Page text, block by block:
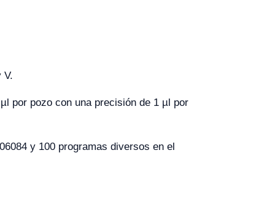
V.
por pozo con una precisión de 1 µl por
y 100 programas diversos en el